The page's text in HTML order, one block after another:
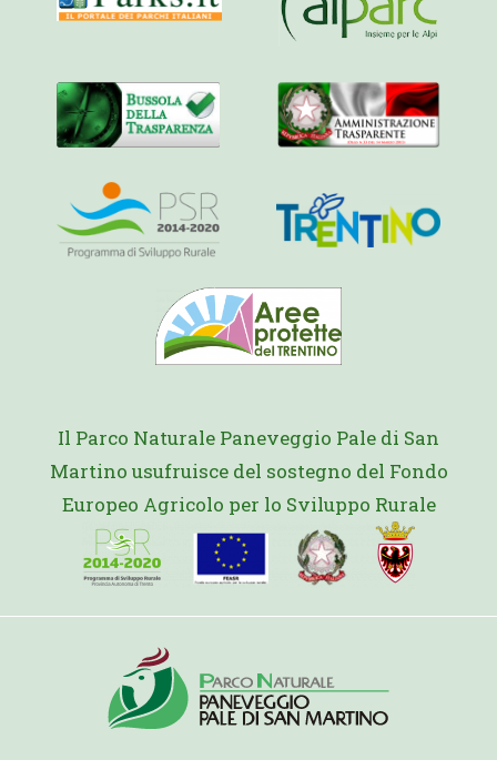
Il Parco Naturale Paneveggio Pale di San
Martino usufruisce del sostegno del Fondo
Europeo Agricolo per lo Sviluppo Rurale